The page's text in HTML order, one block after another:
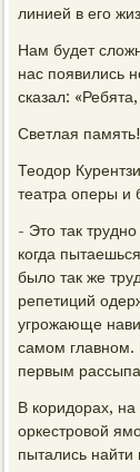
линией в его
Нам будет
нас появились
сказал:
Светлая память!
Теодор
театра оперы и
- Это так
когда
было так же
репетиций
угрожающе
самом главном.
первым
В коридорах,
оркестровой
пытались найти